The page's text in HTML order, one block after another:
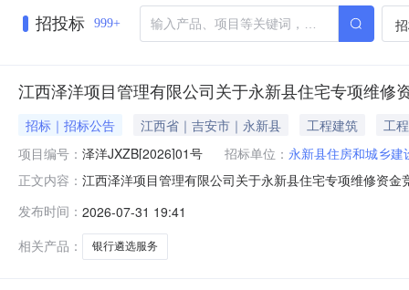
招投标 999+
江西泽洋项目管理有限公司关于永新县住宅专项维修
招标｜招标公告 江西省｜吉安市｜永新县 工程建筑
工程
项目编号： 泽洋JXZB[2026]01号 招标单位： 永新县住房和城乡建
正文内容： 江西泽洋项目管理有限公司关于永新县住宅专项维修资
洋JXZB[2026]01号2、项目名称：永新县住宅专项维修
目1项详见招标文件“第五章服务要求
发布时间： 2026-07-31 19:41
相关产品：
银行遴选服务